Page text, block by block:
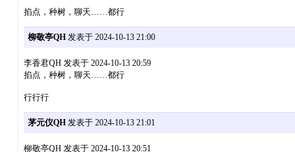
掐点，种树，聊天……都行
柳敬亭QH发表于 2024-10-13 21:00
李香君QH 发表于 2024-10-13 20:59
掐点，种树，聊天……都行
行行行
茅元仪QH发表于 2024-10-13 21:01
柳敬亭QH 发表于 2024-10-13 20:51